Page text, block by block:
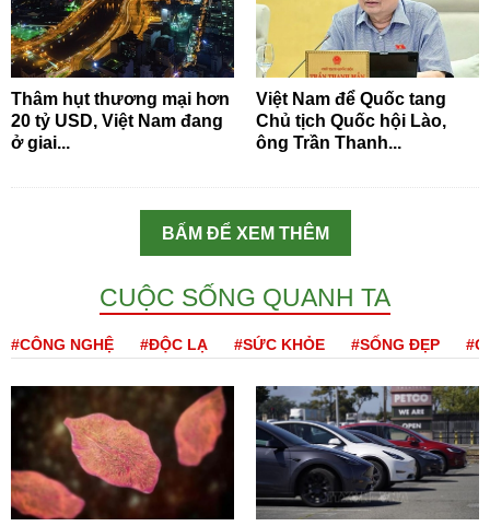
Thâm hụt thương mại hơn
20 tỷ USD, Việt Nam đang
ở giai...
Việt Nam để Quốc tang
Chủ tịch Quốc hội Lào,
ông Trần Thanh...
BẤM ĐỂ XEM THÊM
CUỘC SỐNG QUANH TA
#CÔNG NGHỆ #ĐỘC LẠ #SỨC KHỎE #SỐNG ĐẸP